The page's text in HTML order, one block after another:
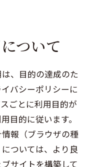
ついて
、目的の達成のた
バシーポリシーに
ごとに利用目的が
目的に従います。
報（ブラウザの種
ついては、より良
サイトを構築して